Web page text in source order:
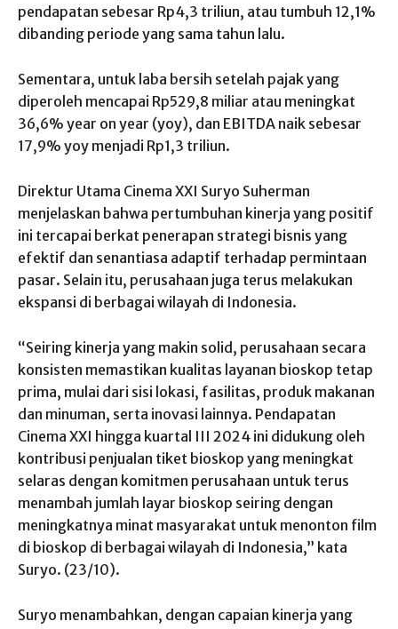
pendapatan sebesar Rp4,3 triliun, atau tumbuh 12,1%
dibanding periode yang sama tahun lalu.
Sementara, untuk laba bersih setelah pajak yang
diperoleh mencapai Rp529,8 miliar atau meningkat
36,6% year on year (yoy), dan EBITDA naik sebesar
17,9% yoy menjadi Rp1,3 triliun.
Direktur Utama Cinema XXI Suryo Suherman
menjelaskan bahwa pertumbuhan kinerja yang positif
ini tercapai berkat penerapan strategi bisnis yang
efektif dan senantiasa adaptif terhadap permintaan
pasar. Selain itu, perusahaan juga terus melakukan
ekspansi di berbagai wilayah di Indonesia.
“Seiring kinerja yang makin solid, perusahaan secara
konsisten memastikan kualitas layanan bioskop tetap
prima, mulai dari sisi lokasi, fasilitas, produk makanan
dan minuman, serta inovasi lainnya. Pendapatan
Cinema XXI hingga kuartal III 2024 ini didukung oleh
kontribusi penjualan tiket bioskop yang meningkat
selaras dengan komitmen perusahaan untuk terus
menambah jumlah layar bioskop seiring dengan
meningkatnya minat masyarakat untuk menonton film
di bioskop di berbagai wilayah di Indonesia,” kata
Suryo. (23/10).
Suryo menambahkan, dengan capaian kinerja yang